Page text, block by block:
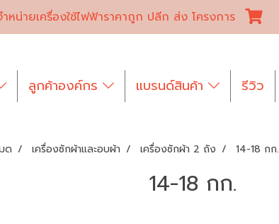
ำหน่ายเครื่องใช้ไฟฟ้าราคาถูก ปลีก ส่ง โครงการ
ลูกค้าองค์กร แบรนด์สินค้า รีวิว
ด เครื่องซักผ้าและอบผ้า เครื่องซักผ้า 2 ถัง 14-18 กก.
14-18 กก.